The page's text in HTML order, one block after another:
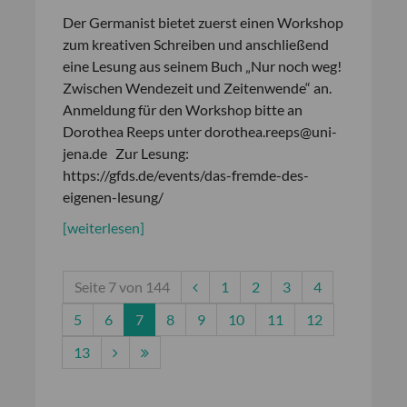
Der Germanist bietet zuerst einen Workshop
zum kreativen Schreiben und anschließend
eine Lesung aus seinem Buch „Nur noch weg!
Zwischen Wendezeit und Zeitenwende“ an.
Anmeldung für den Workshop bitte an
Dorothea Reeps unter dorothea.reeps@uni-
jena.de Zur Lesung:
https://gfds.de/events/das-fremde-des-
eigenen-lesung/
[weiterlesen]
Seite 7 von 144 1 2 3
4
5
6 7 8 9 10 11
12
13